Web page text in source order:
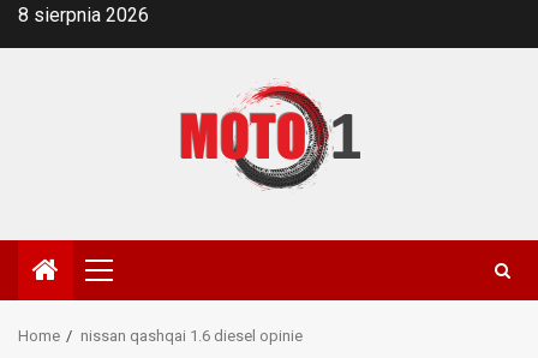
Skip8 sierpnia 2026
Primary
Menu
Home nissan qashqai 1.6 diesel opinie